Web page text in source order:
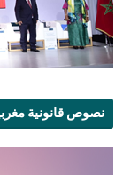
نصوص قانونية مغربية